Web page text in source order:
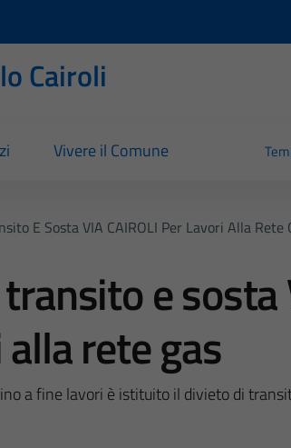
Cairoli
Vivere il Comune
E Sosta VIA CAIROLI Per Lavori Alla Rete
e sosta
rete gas
a fine lavori è istituito il divieto di